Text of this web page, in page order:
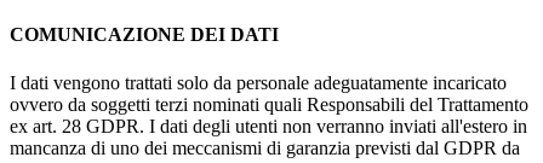
COMUNICAZIONE DEI DATI
I dati vengono trattati solo da personale adeguatamente incaricato
ovvero da soggetti terzi nominati quali Responsabili del Trattamento
ex art. 28 GDPR. I dati degli utenti non verranno inviati all'estero in
mancanza di uno dei meccanismi di garanzia previsti dal GDPR da